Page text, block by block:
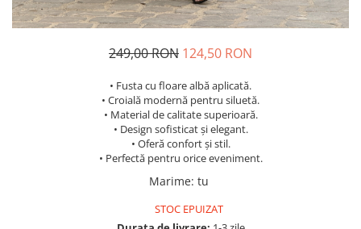
249,00 RON 124,50 RON
• Fusta cu floare albă aplicată.
• Croială modernă pentru siluetă.
• Material de calitate superioară.
• Design sofisticat și elegant.
• Oferă confort și stil.
• Perfectă pentru orice eveniment.
Marime: tu
STOC EPUIZAT